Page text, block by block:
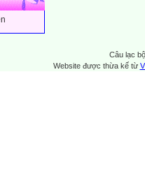
Câu lạc
Website được thừa kế từ